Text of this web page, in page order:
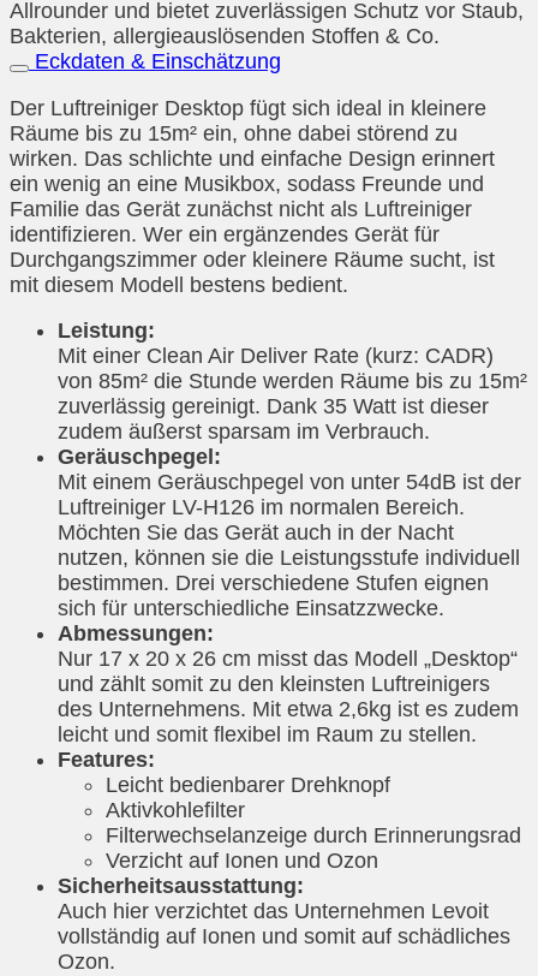
Allrounder und bietet zuverlässigen Schutz vor Staub,
Bakterien, allergieauslösenden Stoffen & Co.
Eckdaten & Einschätzung
Der Luftreiniger Desktop fügt sich ideal in kleinere
Räume bis zu 15m² ein, ohne dabei störend zu
wirken. Das schlichte und einfache Design erinnert
ein wenig an eine Musikbox, sodass Freunde und
Familie das Gerät zunächst nicht als Luftreiniger
identifizieren. Wer ein ergänzendes Gerät für
Durchgangszimmer oder kleinere Räume sucht, ist
mit diesem Modell bestens bedient.
Leistung:
Mit einer Clean Air Deliver Rate (kurz: CADR)
von 85m² die Stunde werden Räume bis zu 15m²
zuverlässig gereinigt. Dank 35 Watt ist dieser
zudem äußerst sparsam im Verbrauch.
Geräuschpegel:
Mit einem Geräuschpegel von unter 54dB ist der
Luftreiniger LV-H126 im normalen Bereich.
Möchten Sie das Gerät auch in der Nacht
nutzen, können sie die Leistungsstufe individuell
bestimmen. Drei verschiedene Stufen eignen
sich für unterschiedliche Einsatzzwecke.
Abmessungen:
Nur 17 x 20 x 26 cm misst das Modell „Desktop“
und zählt somit zu den kleinsten Luftreinigers
des Unternehmens. Mit etwa 2,6kg ist es zudem
leicht und somit flexibel im Raum zu stellen.
Features:
Leicht bedienbarer Drehknopf
Aktivkohlefilter
Filterwechselanzeige durch Erinnerungsrad
Verzicht auf Ionen und Ozon
Sicherheitsausstattung:
Auch hier verzichtet das Unternehmen Levoit
vollständig auf Ionen und somit auf schädliches
Ozon.